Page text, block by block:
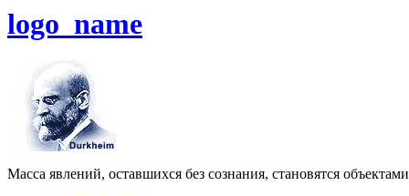
logo_name
Масса явлений, оставшихся без сознания, становятся